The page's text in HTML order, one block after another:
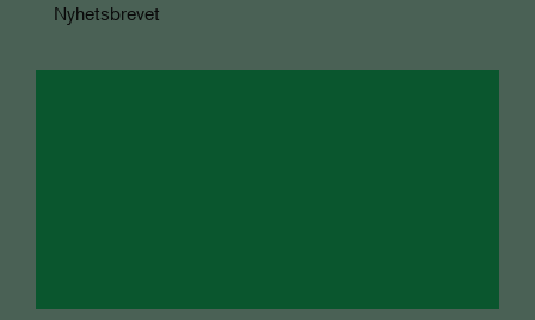
Nyhetsbrevet